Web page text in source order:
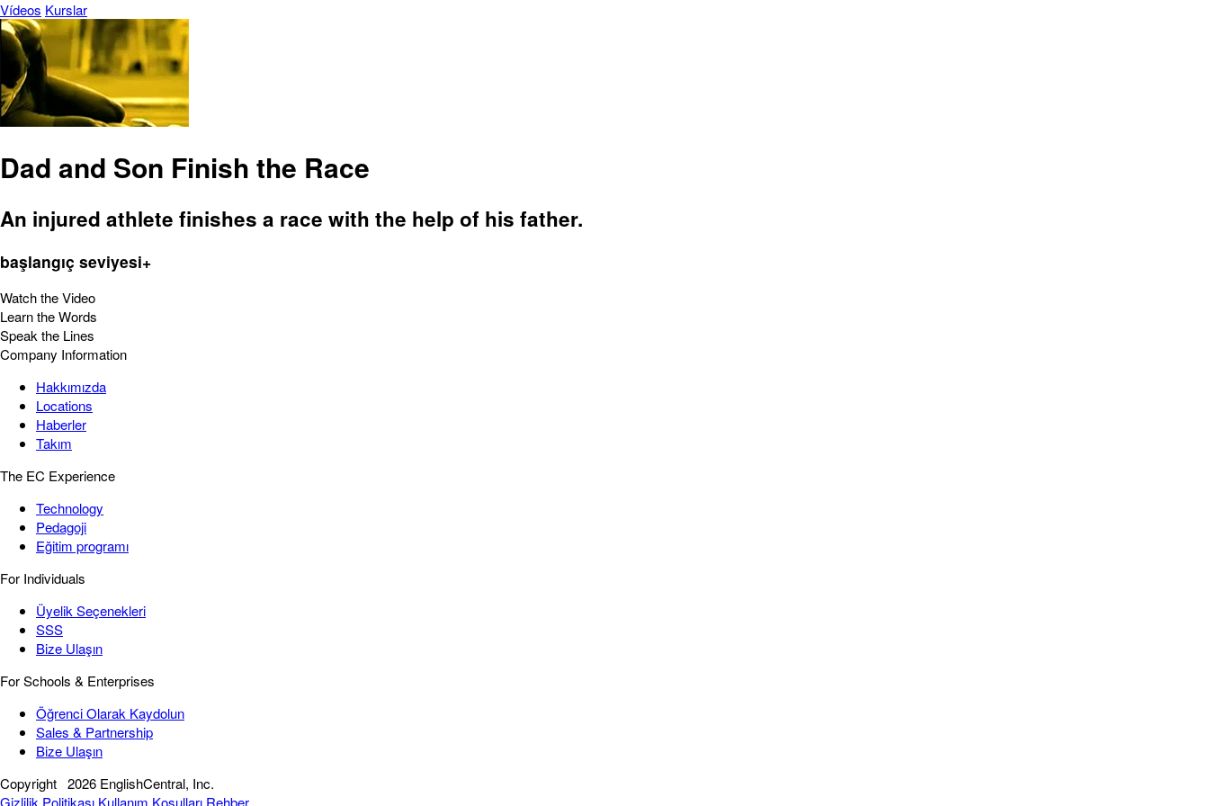
Vídeos Kurslar
Dad and Son Finish the Race
An injured athlete finishes a race with the help of his father.
başlangıç seviyesi+
Watch the Video
Learn the Words
Speak the Lines
Company Information
Hakkımızda
Locations
Haberler
Takım
The EC Experience
Technology
Pedagoji
Eğitim programı
For Individuals
Üyelik Seçenekleri
SSS
Bize Ulaşın
For Schools & Enterprises
Öğrenci Olarak Kaydolun
Sales & Partnership
Bize Ulaşın
Copyright 2026 EnglishCentral, Inc.